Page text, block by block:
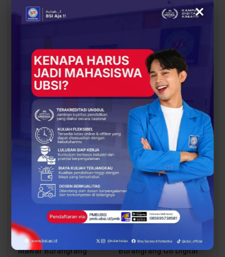
All
You Might Also Like
UBSI Buka Call for
Papers ICAISD 2026,
Dorong Riset Teknologi
dan Keamanan Siber…
Siap Kuliah Berkualitas?
UBSI Cengkareng Gelar
Open Booth Spesial
dengan Beasiswa…
BERITA
Dari Catatan Manual
Menuju Digital, UBSI
Bantu Bank Sampah
Mawar Burangrang
BERITA
Dari Sampah Jadi
Bank Sampah Mawar
Burangrang Go Digital
×